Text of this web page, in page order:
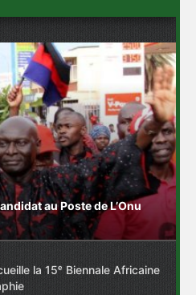
au Poste de L’Onu
la 15ᵉ Biennale Africaine